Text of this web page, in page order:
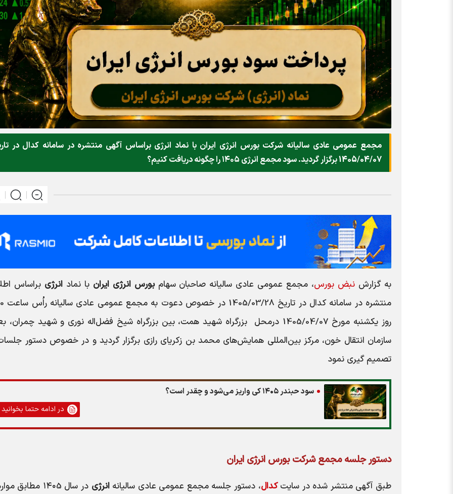
مجمع عمومی عادی سالیانه شرکت بورس انرژی ایران با نماد انرژی براساس آگهی منتشره در سامانه کدال در
1405/04/07 برگزار گردید. سود مجمع انرژی ۱۴۰۵ را چگونه دریافت کنیم؟
به گزارش نبض بورس، مجمع عمومی عادی سالیانه صاحبان سهامبورس انرژی ایران با نمادانرژی براساس
منتشره در سامانه کدال در تاریخ 1405/03/28
در
روز یکشنبه مورخ 1405/04/07 درمحل بزرگراه شهيد همت، بين بزرگراه شيخ فضل‌اله نوري و شهيد چمران،
سازمان انتقال خون، مرکز بين‌المللي همايش‌هاي محمد بن زکرياي رازي برگزار گردید و در خصوص دستور
تصمیم گیری نمود
سود حبندر ۱۴۰۵ کی واریز می‌شود و چقدر است؟
در ادامه حتما بخوانید
دستور جلسه مجمع شرکت بورس انرژی ایران
طبق آگهی منتشر شده در سایتکدال، دستور جلسه مجمع عمومی عادی سالیانهانرژی
در سال ۱۴۰5 مطابق